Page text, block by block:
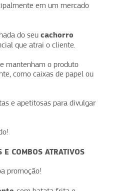
em um mercado
do seu cachorro
que atrai o cliente.
mantenham o produto
como caixas de papel ou
e apetitosas para divulgar
E COMBOS ATRATIVOS
promoção!